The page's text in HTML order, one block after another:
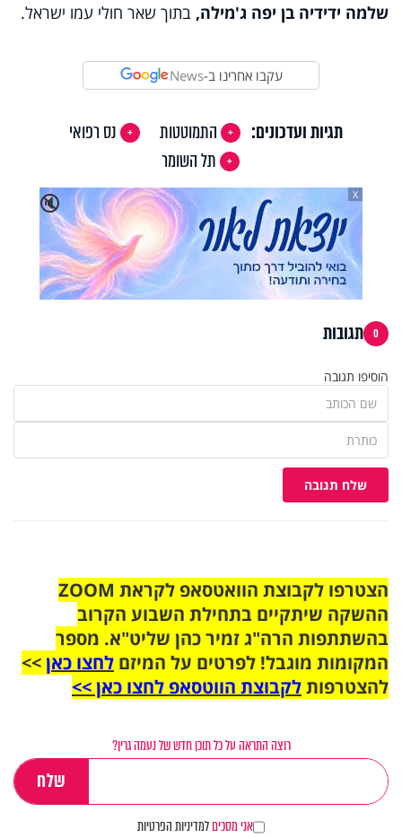
שלמה ידידיה בן יפה ג'מילה, בתוך שאר חולי עמו ישראל.
עקבו אחרינו ב-News
תגיות ועדכונים: התמוטטות
נס רפואי
תל השומר
🔇
X
0 תגובות
הוסיפו תגובה
שלח תגובה
הצטרפו לקבוצת הוואטסאפ לקראת ZOOM
ההשקה שיתקיים בתחילת השבוע הקרוב
בהשתתפות הרה"ג זמיר כהן שליט"א. מספר
המקומות מוגבל! לפרטים על המיזם לחצו כאן>>
להצטרפותלקבוצת הווטסאפ לחצו כאן >>
רוצה התראה על כל תוכן חדש של נעמה גרין?
אני מסכיםלמדיניות הפרטיות